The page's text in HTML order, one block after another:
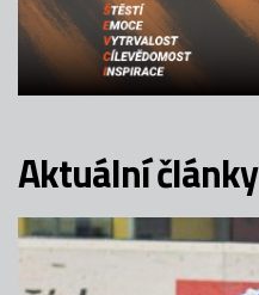
Aktuální články